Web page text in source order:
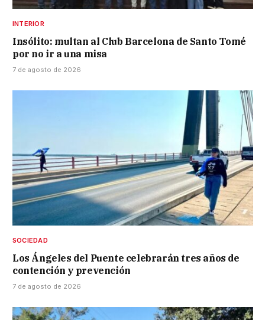
INTERIOR
Insólito: multan al Club Barcelona de Santo Tomé
por no ir a una misa
7 de agosto de 2026
SOCIEDAD
Los Ángeles del Puente celebrarán tres años de
contención y prevención
7 de agosto de 2026